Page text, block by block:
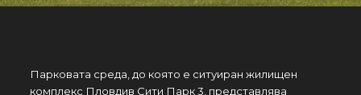
Парковата среда, до която е ситуиран жилищен
комплекс Пловдив Сити Парк 3, представлява